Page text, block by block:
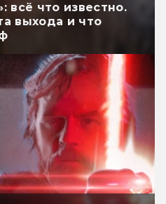
всё что известно.
выхода и что